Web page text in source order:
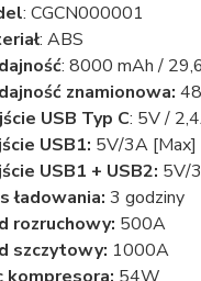
: CGCN000001
: ABS
: 8000 mAh /
znamionowa:
USB Typ C: 5V /
USB1: 5V/3A [Max]
USB1 + USB2: 5V/
ładowania: 3 godziny
rozruchowy: 500A
szczytowy: 1000A